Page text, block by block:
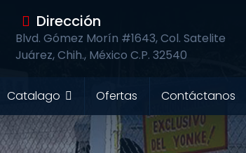
Dirección
Blvd. Gómez Morín #1643, Col. Satelite
Juárez, Chih., México C.P. 32540
Catalago Ofertas Contáctanos